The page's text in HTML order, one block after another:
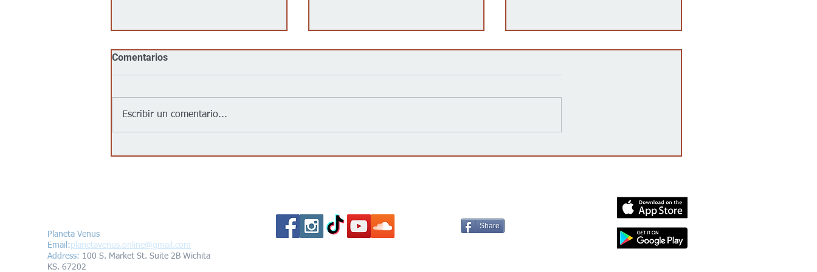
brote de salmonela en EEUU
las Primarias de 2026 y Mira
interrupciones en la venta de
Comentarios
Escribir un comentario...
Planeta Venus
Email:planetavenus.online@gmail.com
Address: 100 S. Market St. Suite 2B Wichita
KS. 67202
Share